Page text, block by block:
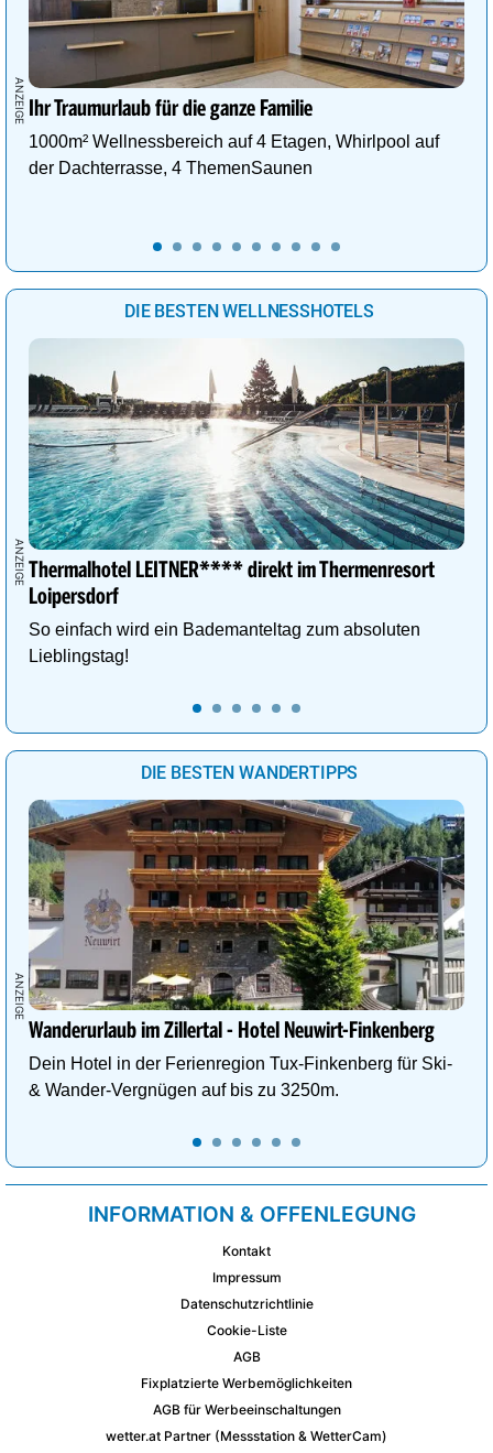
Ihr Traumurlaub für die ganze Familie
1000m² Wellnessbereich auf 4 Etagen, Whirlpool auf
der Dachterrasse, 4 ThemenSaunen
DIE BESTEN WELLNESSHOTELS
Thermalhotel LEITNER**** direkt im Thermenresort
Loipersdorf
So einfach wird ein Bademanteltag zum absoluten
Lieblingstag!
DIE BESTEN WANDERTIPPS
Wanderurlaub im Zillertal - Hotel Neuwirt-Finkenberg
Dein Hotel in der Ferienregion Tux-Finkenberg für Ski-
& Wander-Vergnügen auf bis zu 3250m.
INFORMATION & OFFENLEGUNG
Kontakt
Impressum
Datenschutzrichtlinie
Cookie-Liste
AGB
Fixplatzierte Werbemöglichkeiten
AGB für Werbeeinschaltungen
wetter.at Partner (Messstation & WetterCam)